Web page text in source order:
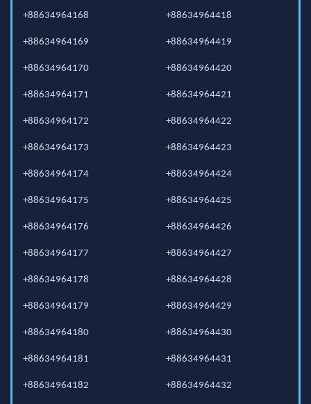
+88634964168
+88634964169
+88634964170
+88634964171
+88634964172
+88634964173
+88634964174
+88634964175
+88634964176
+88634964177
+88634964178
+88634964179
+88634964180
+88634964181
+88634964182
+88634964418
+88634964419
+88634964420
+88634964421
+88634964422
+88634964423
+88634964424
+88634964425
+88634964426
+88634964427
+88634964428
+88634964429
+88634964430
+88634964431
+88634964432